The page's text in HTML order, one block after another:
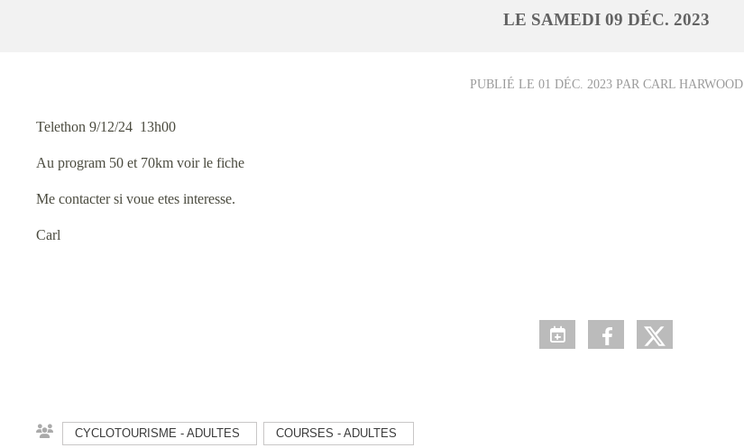
LE SAMEDI 09 DÉC. 2023
PUBLIÉ LE 01 DÉC. 2023PAR CARL HARWOOD
Telethon 9/12/24 13h00
Au program 50 et 70km voir le fiche
Me contacter si voue etes interesse.
Carl
CYCLOTOURISME - ADULTES COURSES - ADULTES